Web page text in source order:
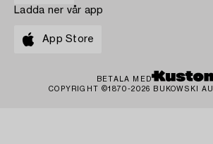
Ladda ner vår app
App Store
BETALA MED
COPYRIGHT ©1870-2026 BUKOWSKI